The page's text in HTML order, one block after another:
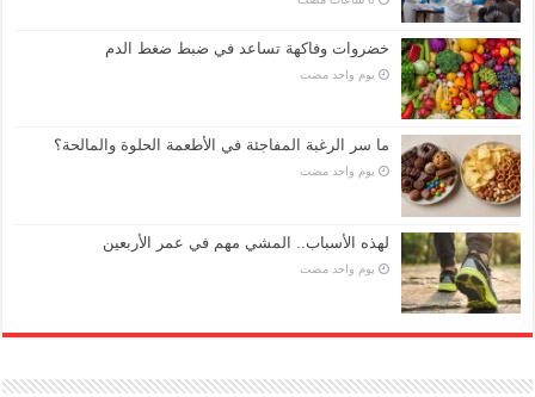
خضروات وفاكهة تساعد في ضبط ضغط الدم
‏يوم واحد مضت
ما سر الرغبة المفاجئة في الأطعمة الحلوة والمالحة؟
‏يوم واحد مضت
لهذه الأسباب.. المشي مهم في عمر الأربعين
‏يوم واحد مضت